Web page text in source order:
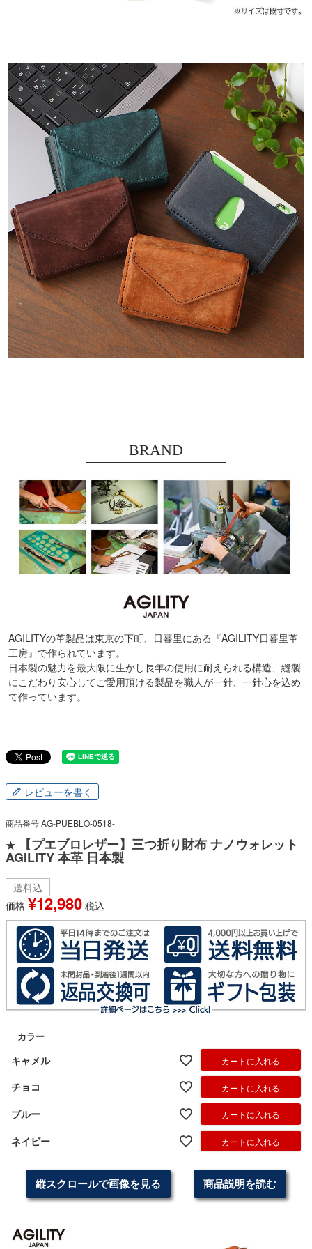
BRAND
AGILITYの革製品は東京の下町、日暮里にある『AGILITY日暮里革
工房』で作られています。
日本製の魅力を最大限に生かし長年の使用に耐えられる構造、縫製
にこだわり安心してご愛用頂ける製品を職人が一針、一針心を込め
て作っています。
レビューを書く
商品番号AG-PUEBLO-0518-
★ 【プエブロレザー】三つ折り財布 ナノウォレット
AGILITY 本革 日本製
送料込
価格 ¥12,980 税込
カラー
キャメル カートに入れる
チョコ カートに入れる
ブルー カートに入れる
ネイビー カートに入れる
縦スクロールで画像を見る 商品説明を読む